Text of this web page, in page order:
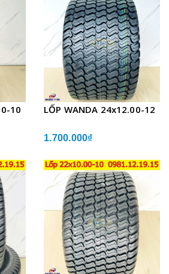
10 LỐP WANDA 24x12.00-12
1.700.000₫